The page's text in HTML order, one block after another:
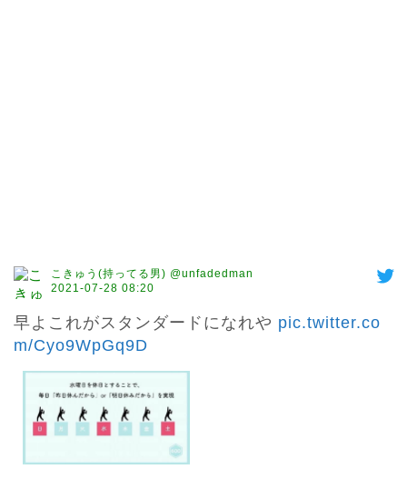
こきゅう(持ってる男) @unfadedman
2021-07-28 08:20
早よこれがスタンダードになれや pic.twitter.co
m/Cyo9WpGq9D